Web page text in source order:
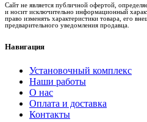
Сайт не является публичной офертой,
и носит исключительно информационный
право изменять характеристики товара, его
предварительного уведомления продавца.
Навигация
Установочный комплекс
Наши работы
О нас
Оплата и доставка
Контакты